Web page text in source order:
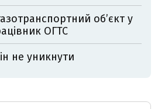
об’єкт у
ОГТС
не уникнути